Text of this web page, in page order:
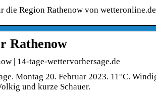
die Region Rathenow von wetteronline.de
Rathenow
| 14-tage-wettervorhersage.de
Montag 20. Februar 2023. 11°C.
und kurze Schauer.